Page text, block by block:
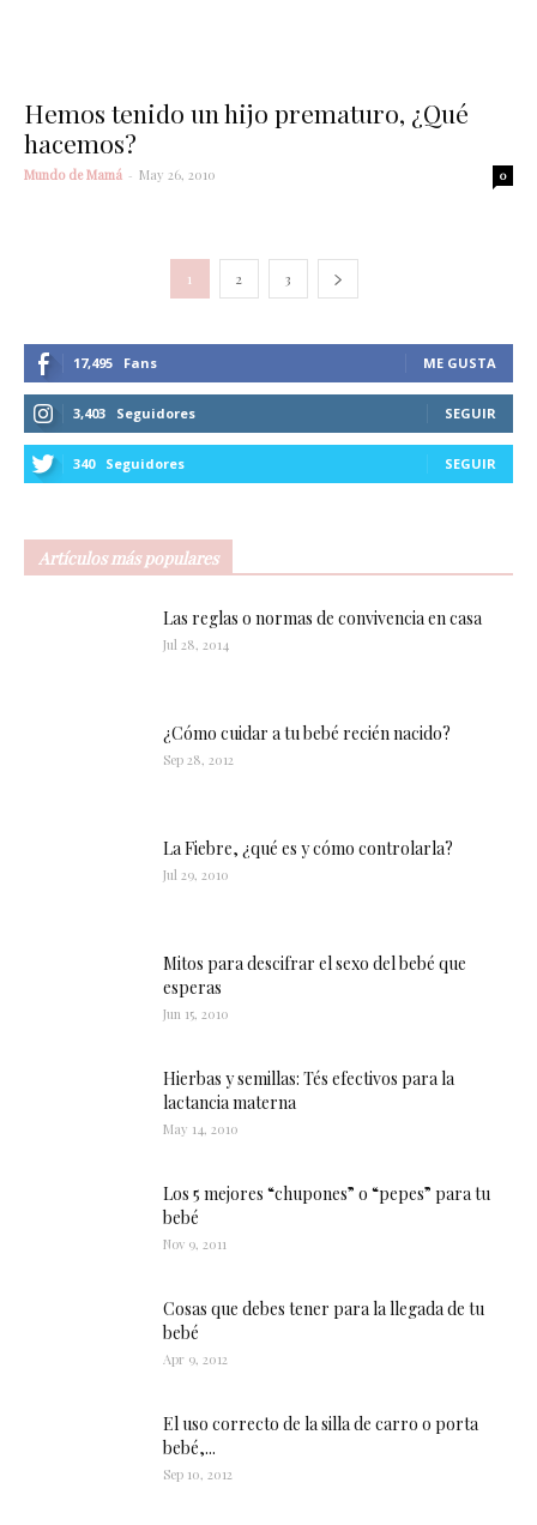
Hemos tenido un hijo prematuro, ¿Qué
hacemos?
Mundo de Mamá - May 26, 2010 0
1 2 3
17,495 Fans ME GUSTA
3,403 Seguidores SEGUIR
340 Seguidores SEGUIR
Artículos más populares
Las reglas o normas de convivencia en casa
Jul 28, 2014
¿Cómo cuidar a tu bebé recién nacido?
Sep 28, 2012
La Fiebre, ¿qué es y cómo controlarla?
Jul 29, 2010
Mitos para descifrar el sexo del bebé que
esperas
Jun 15, 2010
Hierbas y semillas: Tés efectivos para la
lactancia materna
May 14, 2010
Los 5 mejores “chupones” o “pepes” para tu
bebé
Nov 9, 2011
Cosas que debes tener para la llegada de tu
bebé
Apr 9, 2012
El uso correcto de la silla de carro o porta
bebé,...
Sep 10, 2012